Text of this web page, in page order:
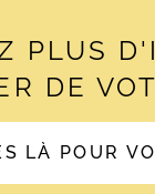
PLUS
DE
LÀ POUR